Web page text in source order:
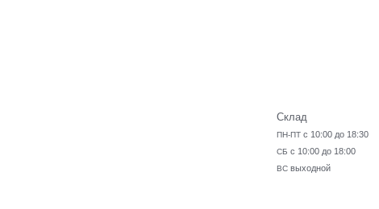
Склад
ПН-ПТ с 10:00 до 18:30
СБ с 10:00 до 18:00
ВС выходной